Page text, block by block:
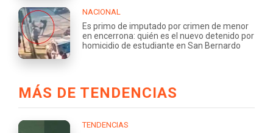
NACIONAL
Es primo de imputado por crimen de menor
en encerrona: quién es el nuevo detenido por
homicidio de estudiante en San Bernardo
MÁS DE TENDENCIAS
TENDENCIAS